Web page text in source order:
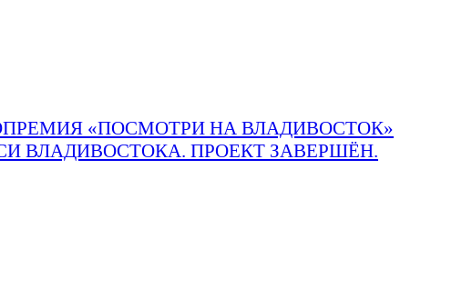
«ПОСМОТРИ НА ВЛАДИВОСТОК»
ВЛАДИВОСТОКА. ПРОЕКТ ЗАВЕРШЁН.